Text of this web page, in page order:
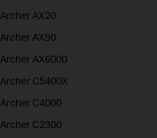
Archer AX20
Archer AX90
Archer AX6000
Archer C5400X
Archer C4000
Archer C2300